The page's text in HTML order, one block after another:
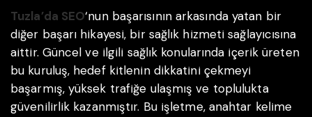
Tuzla’da SEO‘nun başarısının arkasında yatan bir
diğer başarı hikayesi, bir sağlık hizmeti sağlayıcısına
aittir. Güncel ve ilgili sağlık konularında içerik üreten
bu kuruluş, hedef kitlenin dikkatini çekmeyi
başarmış, yüksek trafiğe ulaşmış ve toplulukta
güvenilirlik kazanmıştır. Bu işletme, anahtar kelime